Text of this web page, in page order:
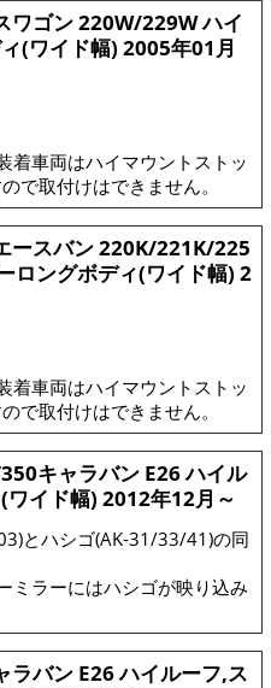
ワゴン 220W/229W ハイ
(ワイド幅) 2005年01月
着車両はハイマウントストッ
で取付けはできません。
ースバン 220K/221K/225
ロングボディ(ワイド幅) 2
着車両はハイマウントストッ
で取付けはできません。
キャラバン E26 ハイル
イド幅) 2012年12月～
とハシゴ(AK-31/33/41)の同
ミラーにはハシゴが映り込み
バン E26 ハイルーフ,ス